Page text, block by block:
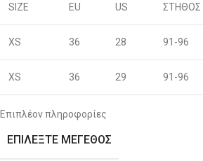
SIZE EU US ΣΤΗΘΟΣ
XS 36 28 91-96
XS 36 29 91-96
S 38
S 40
Επιπλέον πληροφορίες
ΕΠΙΛΈΞΤΕ ΜΈΓΕΘΟΣ